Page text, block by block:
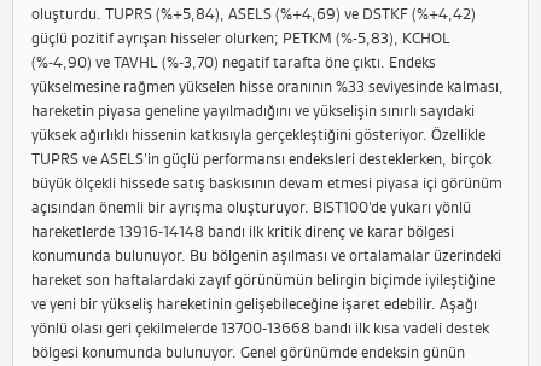
oluşturdu. TUPRS (%+5,84), ASELS (%+4,69) ve DSTKF (%+4,42)
güçlü pozitif ayrışan hisseler olurken; PETKM (%-5,83), KCHOL
(%-4,90) ve TAVHL (%-3,70) negatif tarafta öne çıktı. Endeks
yükselmesine rağmen yükselen hisse oranının %33 seviyesinde kalması,
hareketin piyasa geneline yayılmadığını ve yükselişin sınırlı sayıdaki
yüksek ağırlıklı hissenin katkısıyla gerçekleştiğini gösteriyor. Özellikle
TUPRS ve ASELS’in güçlü performansı endeksleri desteklerken, birçok
büyük ölçekli hissede satış baskısının devam etmesi piyasa içi görünüm
açısından önemli bir ayrışma oluşturuyor. BIST100’de yukarı yönlü
hareketlerde 13916-14148 bandı ilk kritik direnç ve karar bölgesi
konumunda bulunuyor. Bu bölgenin aşılması ve ortalamalar üzerindeki
hareket son haftalardaki zayıf görünümün belirgin biçimde iyileştiğine
ve yeni bir yükseliş hareketinin gelişebileceğine işaret edebilir. Aşağı
yönlü olası geri çekilmelerde 13700-13668 bandı ilk kısa vadeli destek
bölgesi konumunda bulunuyor. Genel görünümde endeksin günün